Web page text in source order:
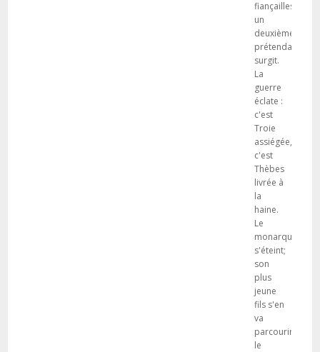
fiançailles,
un
deuxième
prétendant
surgit.
La
guerre
éclate :
c'est
Troie
assiégée,
c'est
Thèbes
livrée à
la
haine.
Le
monarque
s'éteint;
son
plus
jeune
fils s'en
va
parcourir
le